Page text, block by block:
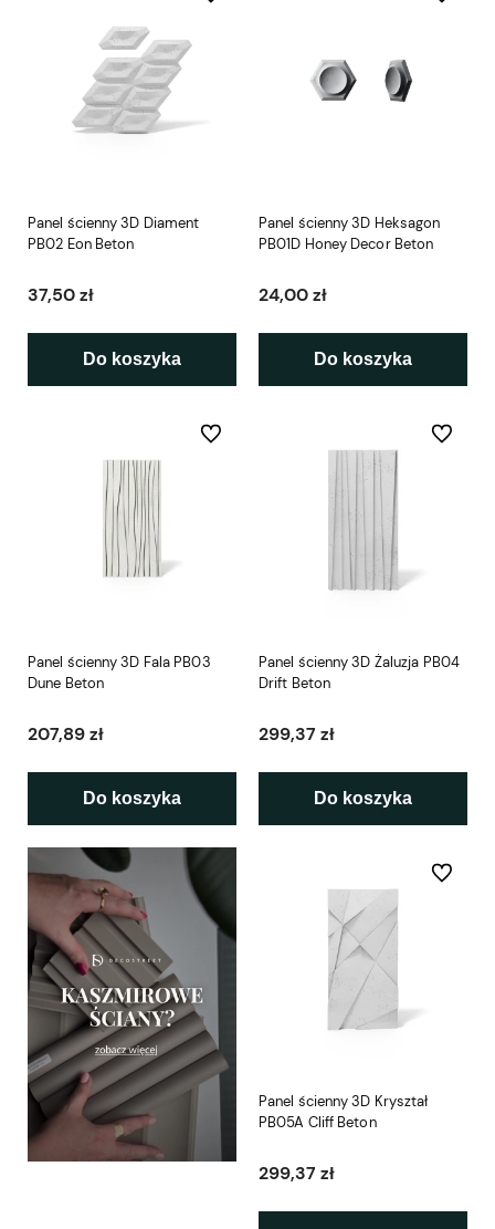
Panel ścienny 3D Diament
PB02 Eon Beton
37,50 zł
Do koszyka
Panel ścienny 3D Heksagon
PB01D Honey Decor Beton
24,00 zł
Do koszyka
Panel ścienny 3D Fala PB03
Dune Beton
207,89 zł
Do koszyka
Do ulubionych
Panel ścienny 3D Żaluzja PB04
Drift Beton
299,37 zł
Do koszyka
Do
Panel ścienny 3D Kryształ
PB05A Cliff Beton
299,37 zł
Do